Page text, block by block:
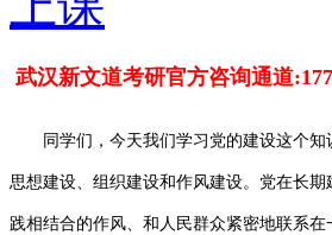
武汉新文道考研官方咨询通道
同学们，今天我们学习党的建设这个
思想建设、组织建设和作风建设。党在长
践相结合的作风、和人民群众紧密地联系